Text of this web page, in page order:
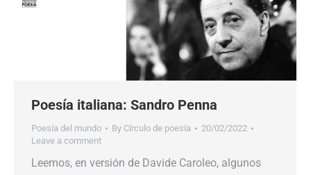
Poesía italiana: Sandro Penna
Poesía del mundo By Círculo de poesía
20/02/2022
Leave a comment
Leemos, en versión de Davide Caroleo, algunos